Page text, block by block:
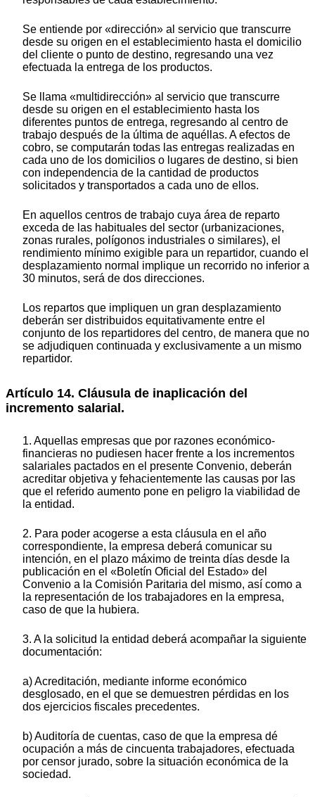
Se entiende por «dirección» al servicio que transcurre
desde su origen en el establecimiento hasta el domicilio
del cliente o punto de destino, regresando una vez
efectuada la entrega de los productos.
Se llama «multidirección» al servicio que transcurre
desde su origen en el establecimiento hasta los
diferentes puntos de entrega, regresando al centro de
trabajo después de la última de aquéllas. A efectos de
cobro, se computarán todas las entregas realizadas en
cada uno de los domicilios o lugares de destino, si bien
con independencia de la cantidad de productos
solicitados y transportados a cada uno de ellos.
En aquellos centros de trabajo cuya área de reparto
exceda de las habituales del sector (urbanizaciones,
zonas rurales, polígonos industriales o similares), el
rendimiento mínimo exigible para un repartidor, cuando el
desplazamiento normal implique un recorrido no inferior a
30 minutos, será de dos direcciones.
Los repartos que impliquen un gran desplazamiento
deberán ser distribuidos equitativamente entre el
conjunto de los repartidores del centro, de manera que no
se adjudiquen continuada y exclusivamente a un mismo
repartidor.
Artículo 14. Cláusula de inaplicación del
incremento salarial.
1. Aquellas empresas que por razones económico-
financieras no pudiesen hacer frente a los incrementos
salariales pactados en el presente Convenio, deberán
acreditar objetiva y fehacientemente las causas por las
que el referido aumento pone en peligro la viabilidad de
la entidad.
2. Para poder acogerse a esta cláusula en el año
correspondiente, la empresa deberá comunicar su
intención, en el plazo máximo de treinta días desde la
publicación en el «Boletín Oficial del Estado» del
Convenio a la Comisión Paritaria del mismo, así como a
la representación de los trabajadores en la empresa,
caso de que la hubiera.
3. A la solicitud la entidad deberá acompañar la siguiente
documentación:
a) Acreditación, mediante informe económico
desglosado, en el que se demuestren pérdidas en los
dos ejercicios fiscales precedentes.
b) Auditoría de cuentas, caso de que la empresa dé
ocupación a más de cincuenta trabajadores, efectuada
por censor jurado, sobre la situación económica de la
sociedad.